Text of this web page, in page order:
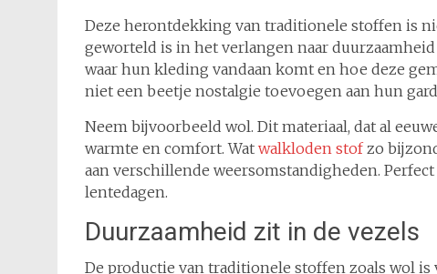
Deze herontdekking van traditionele stoffen is
geworteld is in het verlangen naar
waar hun kleding vandaan komt en hoe deze
niet een beetje nostalgie toevoegen aan hun
Neem bijvoorbeeld wol. Dit materiaal, dat al
warmte en comfort. Wat walkloden stofzo
aan verschillende weersomstandigheden.
lentedagen.
Duurzaamheid zit in de vezels
De productie van traditionele stoffen zoals wol